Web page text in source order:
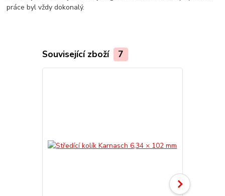
práce byl vždy dokonalý.
Související zboží 7